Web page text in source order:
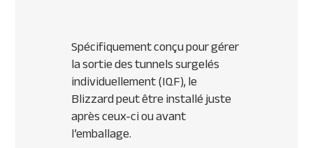
Spécifiquement conçu pour gérer
la sortie des tunnels surgelés
individuellement (IQF), le
Blizzard peut être installé juste
après ceux-ci ou avant
l’emballage.